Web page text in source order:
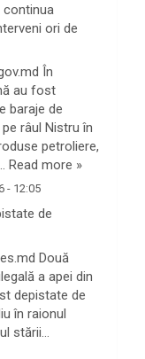
continua
ori de
În
au fost
baraje de
râul Nistru în
petroliere,
Read more »
- 12:05
de
Două
a apei din
depistate de
în raionul
stării…